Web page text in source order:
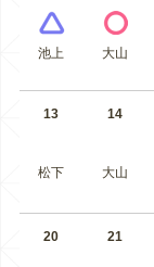
池上 大山
13
松下
14
大山
20 21